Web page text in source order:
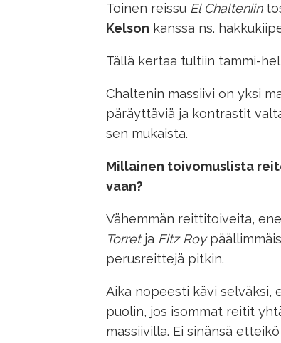
Toinen reissu El Chalteniin
Kelson kanssa ns.
Tällä kertaa tultiin tammi-
Chaltenin massiivi on yksi
päräyttäviä ja kontrastit
sen mukaista.
Millainen toivomuslista
vaan?
Vähemmän reittitoiveita,
Torretja Fitz Roy
perusreittejä pitkin.
Aika nopeesti kävi selväksi,
puolin, jos isommat reitit
massiivilla. Ei sinänsä